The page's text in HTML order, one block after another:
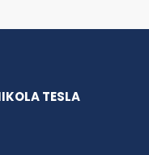
TESLA